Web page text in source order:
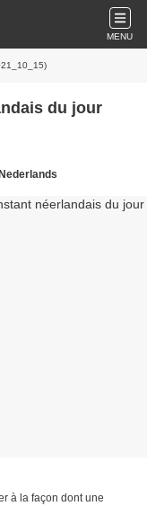
MENU
du jour
à la façon dont une